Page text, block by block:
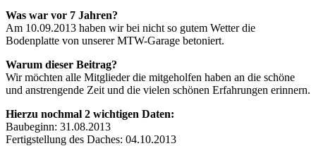
Was war vor 7 Jahren?
Am 10.09.2013 haben wir bei nicht so gutem Wetter die
Bodenplatte von unserer MTW-Garage betoniert.
Warum dieser Beitrag?
Wir möchten alle Mitglieder die mitgeholfen haben an die schöne
und anstrengende Zeit und die vielen schönen Erfahrungen erinnern.
Hierzu nochmal 2 wichtigen Daten:
Baubeginn: 31.08.2013
Fertigstellung des Daches: 04.10.2013